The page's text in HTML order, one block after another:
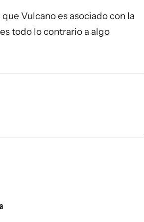
Vulcano es asociado con la
todo lo contrario a algo